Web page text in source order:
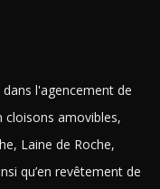
l'agencement de
cloisons amovibles,
Laine de Roche,
qu’en revêtement de